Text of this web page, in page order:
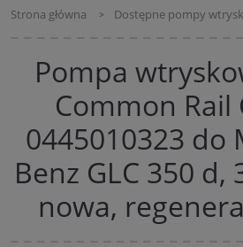
Strona główna Dostępne pompy
Pompa
Common Rail
0445010323 do
Benz GLC 350 d,
nowa,